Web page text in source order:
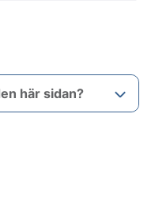
här sidan?